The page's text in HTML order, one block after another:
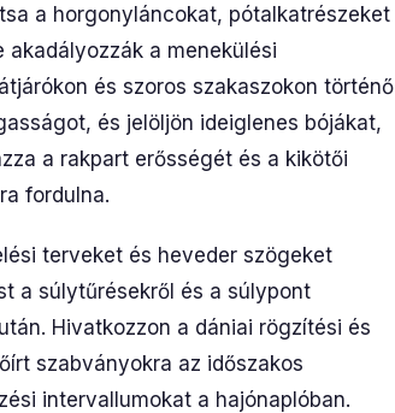
a horgonyláncokat, pótalkatrészeket
a menekülési
és szoros szakaszokon történő
és jelöljön ideiglenes bójákat,
a rakpart erősségét és a kikötői
fordulna.
terveket és heveder szögeket
a súlytűrésekről és a súlypont
Hivatkozzon a dániai rögzítési és
szabványokra az időszakos
intervallumokat a hajónaplóban.